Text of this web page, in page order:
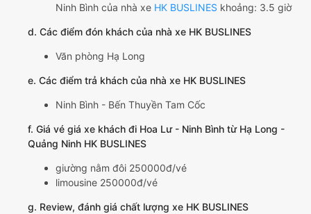
Ninh Bình của nhà xe HK BUSLINES khoảng: 3.5 giờ
d. Các điểm đón khách của nhà xe HK BUSLINES
Văn phòng Hạ Long
e. Các điểm trả khách của nhà xe HK BUSLINES
Ninh Bình - Bến Thuyền Tam Cốc
f. Giá vé giá xe khách đi Hoa Lư - Ninh Bình từ Hạ Long -
Quảng Ninh HK BUSLINES
giường nằm đôi 250000đ/vé
limousine 250000đ/vé
g. Review, đánh giá chất lượng xe HK BUSLINES